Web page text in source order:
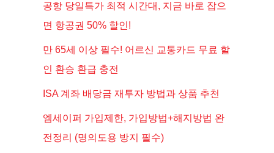
o
공항 당일특가 최적 시간대, 지금 바로 잡으
면 항공권 50% 할인!
만 65세 이상 필수! 어르신 교통카드 무료 할
인 환승 환급 충전
ISA 계좌 배당금 재투자 방법과 상품 추천
엠세이퍼 가입제한, 가입방법+해지방법 완
전정리 (명의도용 방지 필수)